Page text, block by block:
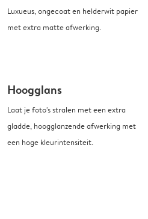
Luxueus, ongecoat en helderwit papier
met extra matte afwerking.
Hoogglans
Laat je foto's stralen met een extra
gladde, hoogglanzende afwerking met
een hoge kleurintensiteit.